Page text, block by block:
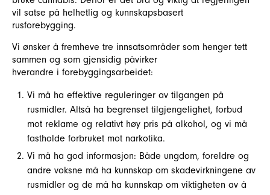
vil satse på helhetlig og kunnskapsbasert
rusforebygging.
Vi ønsker å fremheve tre innsatsområder som henger tett
sammen og som gjensidig påvirker
hverandre i forebyggingsarbeidet:
Vi må ha effektive reguleringer av tilgangen på
rusmidler. Altså ha begrenset tilgjengelighet, forbud
mot reklame og relativt høy pris på alkohol, og vi må
fastholde forbruket mot narkotika.
Vi må ha god informasjon: Både ungdom, foreldre og
andre voksne må ha kunnskap om skadevirkningene av
rusmidler og de må ha kunnskap om viktigheten av å